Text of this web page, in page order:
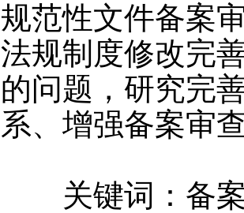
规范性文件备案
法规制度修改完
的问题，研究完
系、增强备案审
关键词：备案